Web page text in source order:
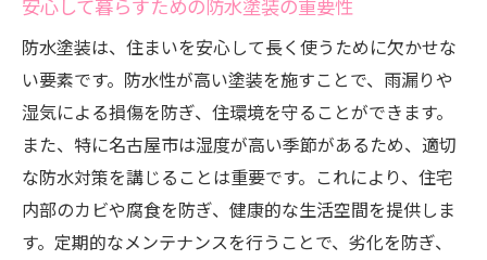
防水塗装は、住まいを安心して長く使うために欠かせな
い要素です。防水性が高い塗装を施すことで、雨漏りや
湿気による損傷を防ぎ、住環境を守ることができます。
また、特に名古屋市は湿度が高い季節があるため、適切
な防水対策を講じることは重要です。これにより、住宅
内部のカビや腐食を防ぎ、健康的な生活空間を提供しま
す。定期的なメンテナンスを行うことで、劣化を防ぎ、